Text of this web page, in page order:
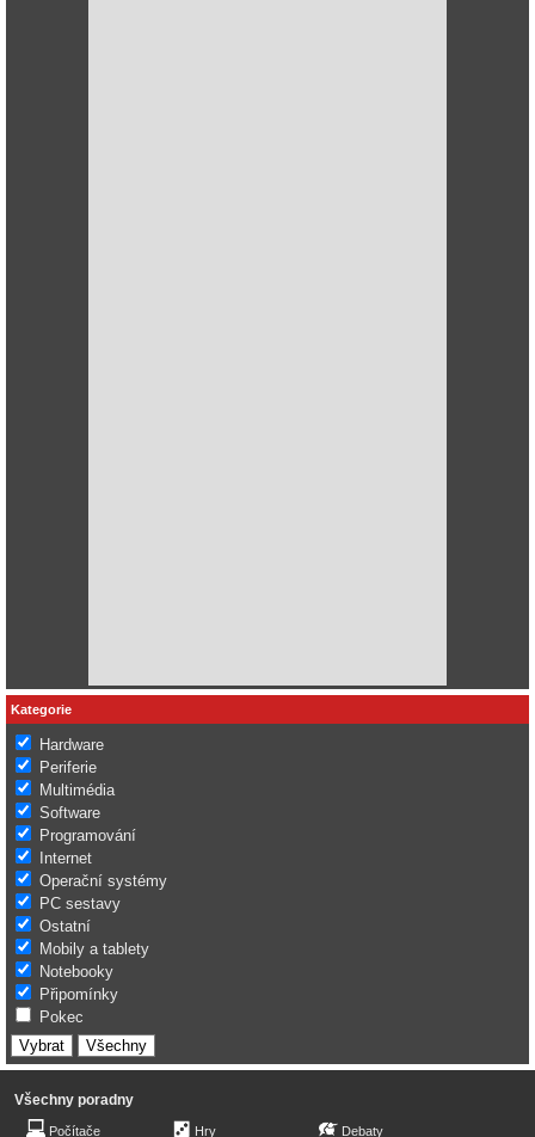
Kategorie
Hardware
Periferie
Multimédia
Software
Programování
Internet
Operační systémy
PC sestavy
Ostatní
Mobily a tablety
Notebooky
Připomínky
Pokec
Všechny poradny
Počítače Hry Debaty